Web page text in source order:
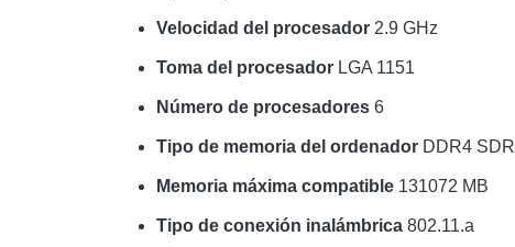
Velocidad del procesador 2.9 GHz
Toma del procesador LGA 1151
Número de procesadores 6
Tipo de memoria del ordenador DDR4
Memoria máxima compatible 131072 MB
Tipo de conexión inalámbrica 802.11.a